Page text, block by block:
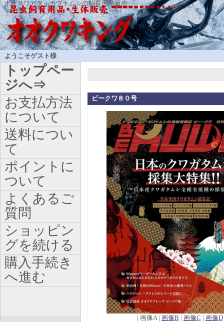
オオクワガタ・カブトムシの飼育用品販売
ようこそゲスト様
ビークワ８０号
| 画像A | 画像B | 画像C | 画像D
トップペー
ジへ⇒
お支払方法
について
送料につい
て
ポイントに
ついて
よくあるご
質問
ショッピン
グを続ける
購入手続き
へ進む